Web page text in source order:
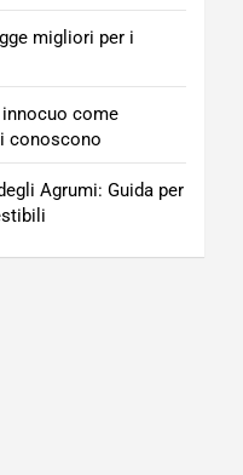
migliori per i
innocuo come
conoscono
Agrumi: Guida per